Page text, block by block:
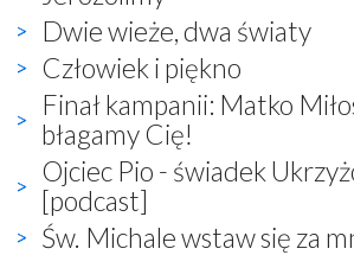
Dwie wieże, dwa światy
Człowiek i piękno
Finał kampanii: Matko
błagamy Cię!
Ojciec Pio - świadek
[podcast]
Św. Michale wstaw się za